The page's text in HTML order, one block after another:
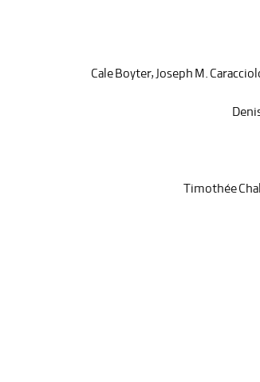
Cale Boyter,Joseph M.
Timothée